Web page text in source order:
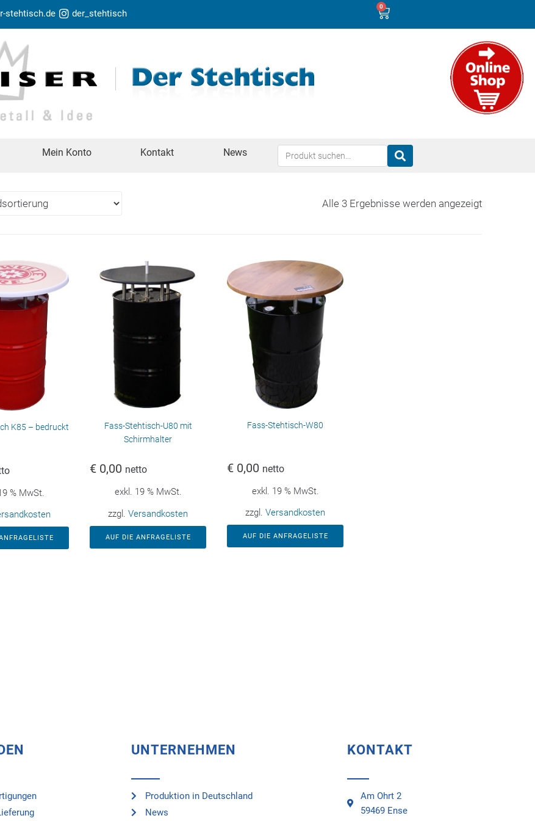
stehtisch.de der_stehtisch
0
Mein Konto Kontakt News
Alle 3 Ergebnisse werden angezeigt
K85 – bedruckt
% MwSt.
Fass-Stehtisch-U80 mit
Schirmhalter
€ 0,00 netto
exkl. 19 % MwSt.
zzgl. Versandkosten
AUF DIE ANFRAGELISTE
Fass-Stehtisch-W80
€ 0,00 netto
exkl. 19 % MwSt.
zzgl. Versandkosten
AUF DIE ANFRAGELISTE
UNTERNEHMEN
Produktion in Deutschland
News
KONTAKT
Am Ohrt 2
59469 Ense